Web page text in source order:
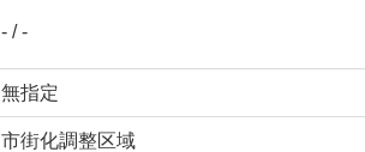
- / -
無指定
市街化調整区域